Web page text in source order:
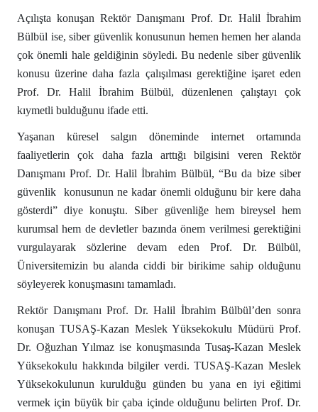
Açılışta konuşan Rektör Danışmanı Prof. Dr. Halil İbrahim
Bülbül ise, siber güvenlik konusunun hemen hemen her alanda
çok önemli hale geldiğinin söyledi. Bu nedenle siber güvenlik
konusu üzerine daha fazla çalışılması gerektiğine işaret eden
Prof. Dr. Halil İbrahim Bülbül, düzenlenen çalıştayı çok
kıymetli bulduğunu ifade etti.
Yaşanan küresel salgın döneminde internet ortamında
faaliyetlerin çok daha fazla arttığı bilgisini veren Rektör
Danışmanı Prof. Dr. Halil İbrahim Bülbül, “Bu da bize siber
güvenlik konusunun ne kadar önemli olduğunu bir kere daha
gösterdi” diye konuştu. Siber güvenliğe hem bireysel hem
kurumsal hem de devletler bazında önem verilmesi gerektiğini
vurgulayarak sözlerine devam eden Prof. Dr. Bülbül,
Üniversitemizin bu alanda ciddi bir birikime sahip olduğunu
söyleyerek konuşmasını tamamladı.
Rektör Danışmanı Prof. Dr. Halil İbrahim Bülbül’den sonra
konuşan TUSAŞ-Kazan Meslek Yüksekokulu Müdürü Prof.
Dr. Oğuzhan Yılmaz ise konuşmasında Tusaş-Kazan Meslek
Yüksekokulu hakkında bilgiler verdi.TUSAŞ-Kazan Meslek
Yüksekokulunun kurulduğu günden bu yana en iyi eğitimi
vermek için büyük bir çaba içinde olduğunu belirten Prof. Dr.